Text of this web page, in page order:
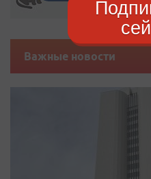
Важные новости